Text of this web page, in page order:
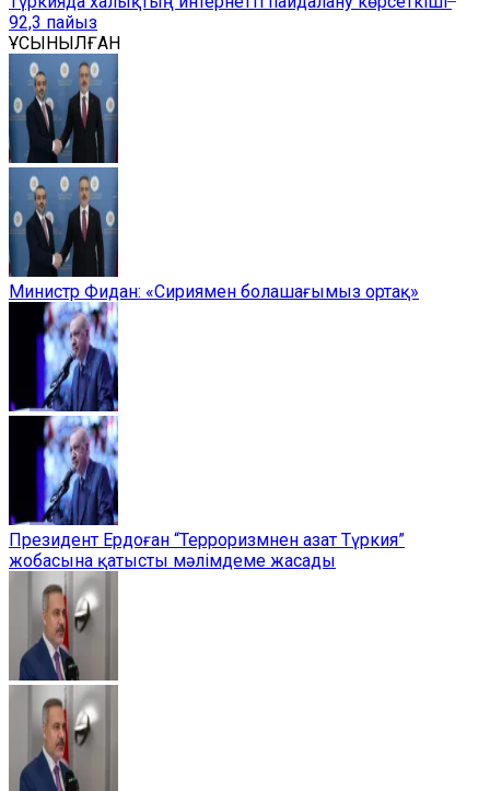
92,3 пайыз
ҰСЫНЫЛҒАН
Министр Фидан: «Сириямен болашағымыз ортақ»
Президент Ердоған “Терроризмнен азат Түркия”
жобасына қатысты мәлімдеме жасады